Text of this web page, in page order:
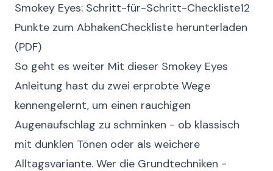
Smokey Eyes: Schritt-für-Schritt-Checkliste12
Punkte zum AbhakenCheckliste herunterladen
(PDF)
So geht es weiter Mit dieser Smokey Eyes
Anleitung hast du zwei erprobte Wege
kennengelernt, um einen rauchigen
Augenaufschlag zu schminken - ob klassisch
mit dunklen Tönen oder als weichere
Alltagsvariante. Wer die Grundtechniken -